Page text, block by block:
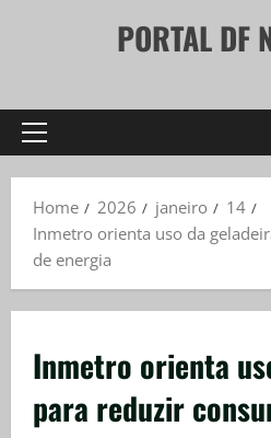
PORTAL DF
Primary
Home
2026 janeiro
14
Inmetro orienta uso da
de energia
Inmetro orienta
para reduzir